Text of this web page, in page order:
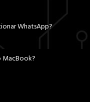
WhatsApp?
MacBook?